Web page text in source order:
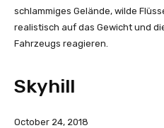
schlammiges Gelände, wilde
realistisch auf das Gewicht und
Fahrzeugs reagieren.
Skyhill
October 24, 2018